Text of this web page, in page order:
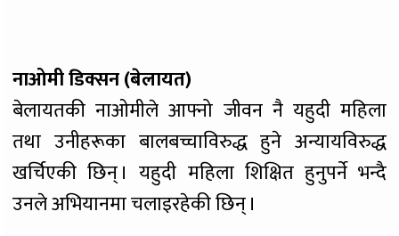
नाओमी डिक्सन (बेलायत)
बेलायतकी नाओमीले आफ्नो जीवन नै यहुदी महिला
तथा उनीहरूका बालबच्चाविरुद्ध हुने अन्यायविरुद्ध
खर्चिएकी छिन् । यहुदी महिला शिक्षित हुनुपर्ने भन्दै
उनले अभियानमा चलाइरहेकी छिन् ।